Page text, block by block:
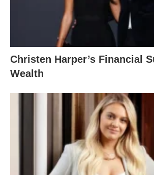
Christen Harper’s Financial
Wealth